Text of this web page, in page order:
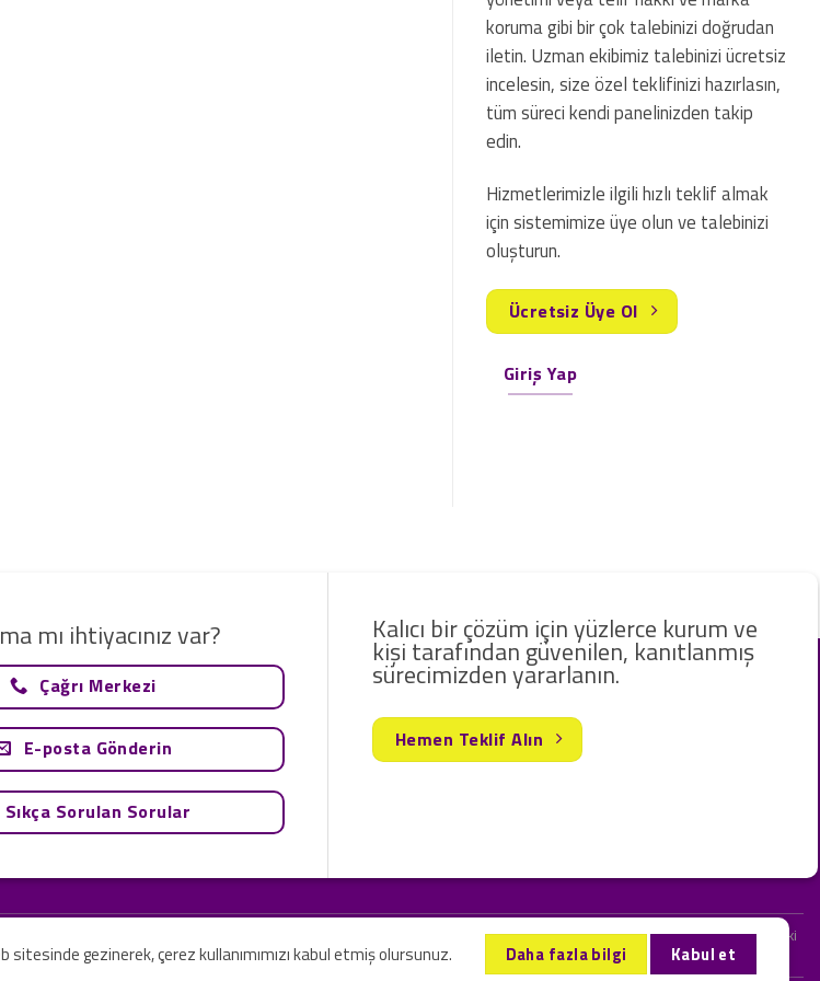
koruma gibi bir çok talebinizi doğrudan
iletin. Uzman ekibimiz talebinizi ücretsiz
incelesin, size özel teklifinizi hazırlasın,
tüm süreci kendi panelinizden takip
edin.
Hizmetlerimizle ilgili hızlı teklif almak
için sistemimize üye olun ve talebinizi
oluşturun.
Ücretsiz Üye Ol
Giriş Yap
mı ihtiyacınız var?
Çağrı Merkezi
E-posta Gönderin
Sıkça Sorulan Sorular
Kalıcı bir çözüm için yüzlerce kurum ve
kişi tarafından güvenilen, kanıtlanmış
sürecimizden yararlanın.
Hemen Teklif Alın
Sadece teknoloji ve danışmanlık şirketi olarak hizmet vermekteyiz. Web sitemizde ve sizinle kurduğumuz iletişimlerdeki
gezinerek, çerez kullanımımızı kabul etmiş olursunuz. Daha fazla bilgi Kabul et